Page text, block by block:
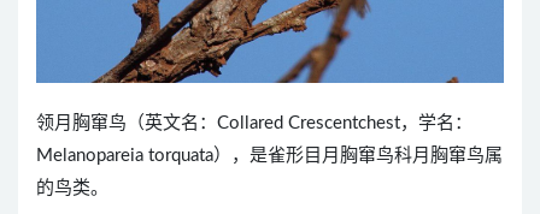
领月胸窜鸟（英文名：Collared Crescentchest，学名：
Melanopareia torquata），是雀形目月胸窜鸟科月胸窜鸟属
的鸟类。